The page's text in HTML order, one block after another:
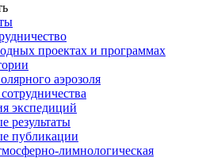
проектах и программах
аэрозоля
экспедиций
результаты
публикации
лимнологическая